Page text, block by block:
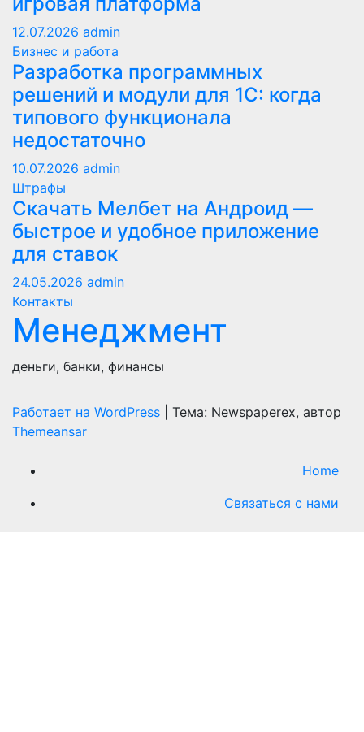
12.07.2026 admin
Бизнес и работа
Разработка программных
решений и модули для 1С: когда
типового функционала
недостаточно
10.07.2026 admin
Штрафы
Скачать Мелбет на Андроид —
быстрое и удобное приложение
для ставок
24.05.2026 admin
Контакты
Менеджмент
деньги, банки, финансы
Работает на WordPress
Тема: Newspaperex, автор
Themeansar
Home
Связаться с нами